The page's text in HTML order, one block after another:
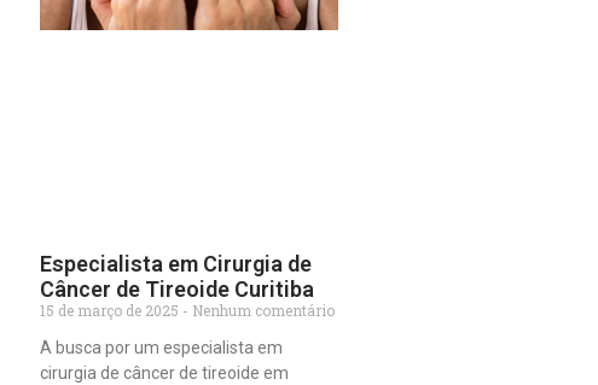
Especialista em Cirurgia de
Câncer de Tireoide Curitiba
15 de março de 2025
Nenhum comentário
A busca por um especialista em
cirurgia de câncer de tireoide em